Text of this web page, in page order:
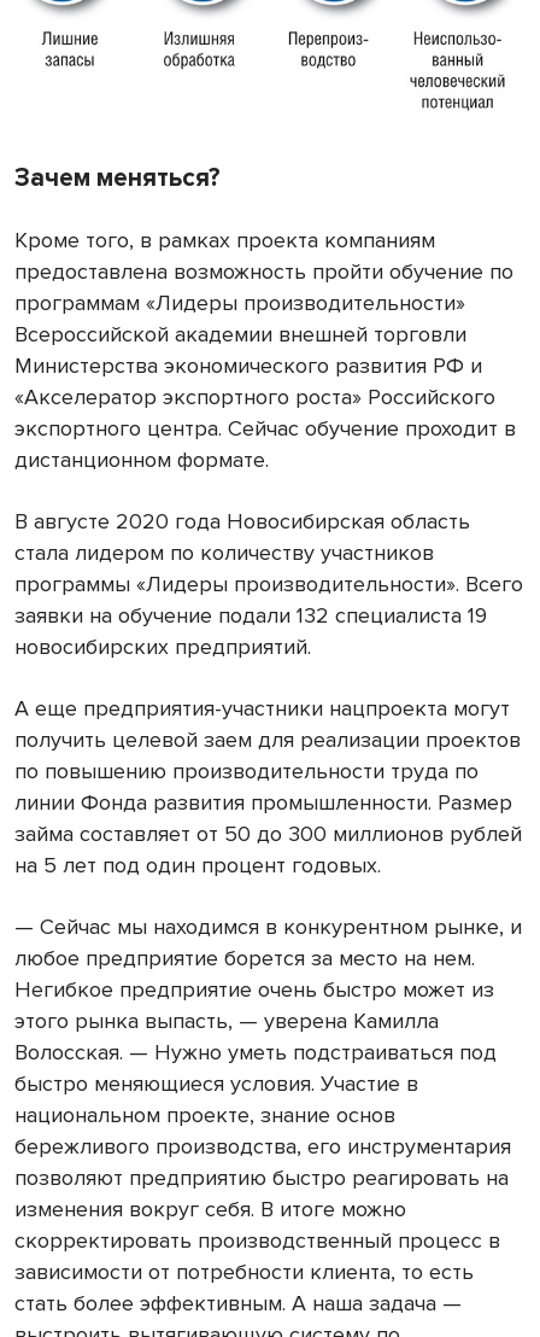
Зачем меняться?
Кроме того, в рамках проекта компаниям
предоставлена возможность пройти обучение по
программам «Лидеры производительности»
Всероссийской академии внешней торговли
Министерства экономического развития РФ и
«Акселератор экспортного роста» Российского
экспортного центра. Сейчас обучение проходит в
дистанционном формате.
В августе 2020 года Новосибирская область
стала лидером по количеству участников
программы «Лидеры производительности». Всего
заявки на обучение подали 132 специалиста 19
новосибирских предприятий.
А еще предприятия-участники нацпроекта могут
получить целевой заем для реализации проектов
по повышению производительности труда по
линии Фонда развития промышленности. Размер
займа составляет от 50 до 300 миллионов рублей
на 5 лет под один процент годовых.
— Сейчас мы находимся в конкурентном рынке, и
любое предприятие борется за место на нем.
Негибкое предприятие очень быстро может из
этого рынка выпасть, — уверена Камилла
Волосская. — Нужно уметь подстраиваться под
быстро меняющиеся условия. Участие в
национальном проекте, знание основ
бережливого производства, его инструментария
позволяют предприятию быстро реагировать на
изменения вокруг себя. В итоге можно
скорректировать производственный процесс в
зависимости от потребности клиента, то есть
стать более эффективным. А наша задача —